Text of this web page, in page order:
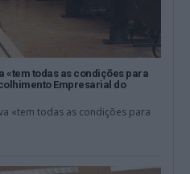
«tem todas as condições para
Empresarial do
«tem todas as condições para